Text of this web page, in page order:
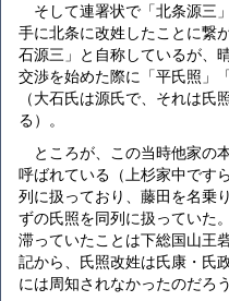
そして連署状で「北条源三
手に北条に改姓したことに繋
石源三」と自称しているが、
交渉を始めた際に「平氏照」
（大石氏は源氏で、それは氏
る）。
ところが、この当時他家の
呼ばれている（上杉家中です
列に扱っており、藤田を名乗
ずの氏照を同列に扱っていた
滞っていたことは下総国山王
記から、氏照改姓は氏康・氏
には周知されなかったのだろ